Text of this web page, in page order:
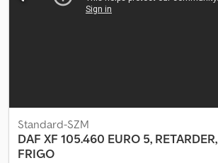
Standard-SZM
DAF XF 105.460 EURO 5, RETARDER,
FRIGO